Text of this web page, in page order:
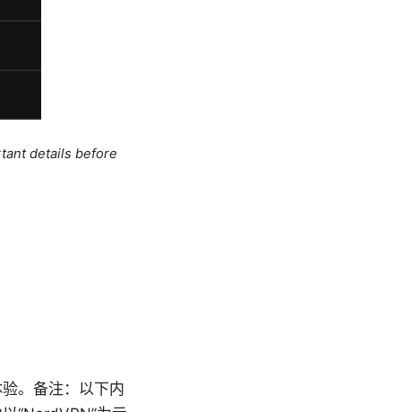
details before
。备注：以下内